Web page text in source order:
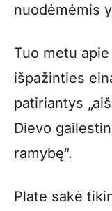
nuodėmėmis
Tuo metu
išpažinties
patiriantys
Dievo
ramybę“.
Plate sakė